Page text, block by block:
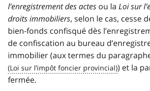
l’enregistrement des actes ou la Loi sur
droits immobiliers, selon le cas, cesse
bien-fonds confisqué dès
de confiscation au bureau
immobilier (aux termes du
) et la
fermée.